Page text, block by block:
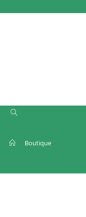
Toggle Website Search
> Boutique